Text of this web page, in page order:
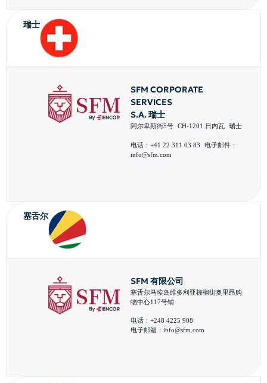
瑞士
SFM CORPORATE
SERVICES
S.A. 瑞士
阿尔卑斯街5号 CH-1201 日内瓦 瑞士
电话：+41 22 311 03 83 电子邮件：
info@sfm.com
塞舌尔
SFM 有限公司
塞舌尔马埃岛维多利亚棕榈街奥里昂购
物中心117号铺
电话：+248 4225 908
电子邮箱： info@sfm.com